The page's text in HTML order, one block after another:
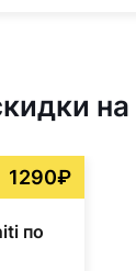
на
1290₽
по